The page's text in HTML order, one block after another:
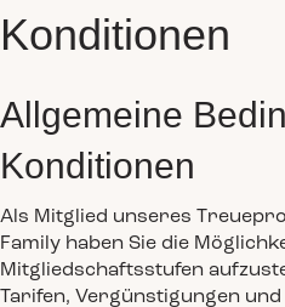
Konditionen
Allgemeine
Konditionen
Als Mitglied unseres
Family haben Sie die
Mitgliedschaftsstufen
Tarifen, Vergünstigungen